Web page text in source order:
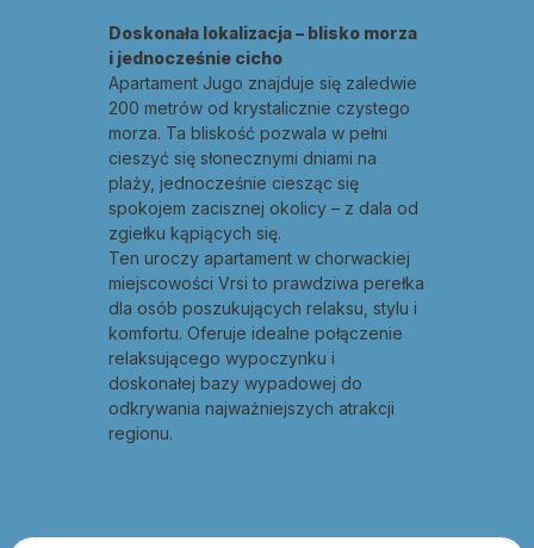
Doskonała lokalizacja – blisko morza
i jednocześnie cicho
Apartament Jugo znajduje się zaledwie
200 metrów od krystalicznie czystego
morza. Ta bliskość pozwala w pełni
cieszyć się słonecznymi dniami na
plaży, jednocześnie ciesząc się
spokojem zacisznej okolicy – z dala od
zgiełku kąpiących się.
Ten uroczy apartament w chorwackiej
miejscowości Vrsi to prawdziwa perełka
dla osób poszukujących relaksu, stylu i
komfortu. Oferuje idealne połączenie
relaksującego wypoczynku i
doskonałej bazy wypadowej do
odkrywania najważniejszych atrakcji
regionu.